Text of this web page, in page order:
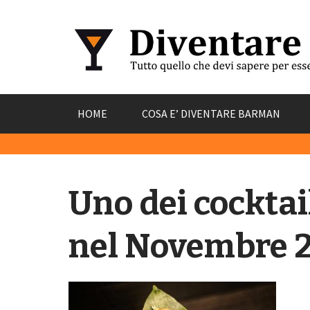
to
content
HOME COSA E’ DIVENTARE BARMAN
Uno dei
nel Novembre